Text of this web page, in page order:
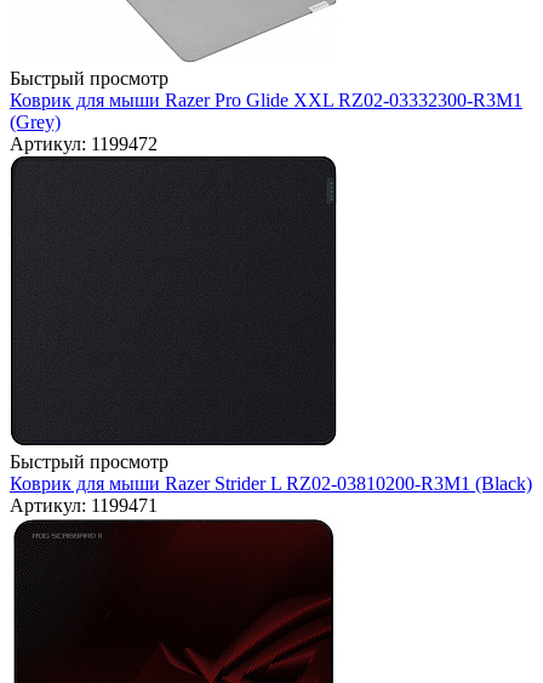
Быстрый просмотр
Коврик для мыши Razer Pro Glide XXL RZ02-03332300-R3M1
(Grey)
Артикул: 1199472
Быстрый просмотр
Коврик для мыши Razer Strider L RZ02-03810200-R3M1 (Black)
Артикул: 1199471